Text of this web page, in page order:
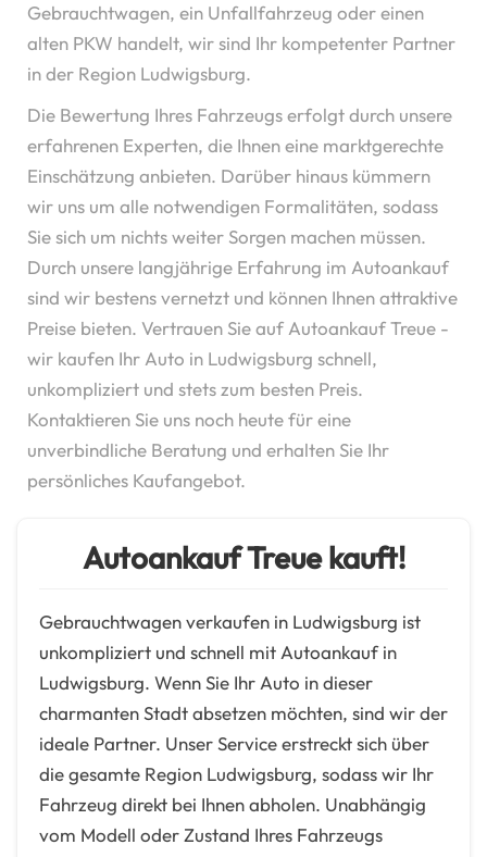
Gebrauchtwagen, ein Unfallfahrzeug oder einen
alten PKW handelt, wir sind Ihr kompetenter Partner
in der Region Ludwigsburg.
Die Bewertung Ihres Fahrzeugs erfolgt durch unsere
erfahrenen Experten, die Ihnen eine marktgerechte
Einschätzung anbieten. Darüber hinaus kümmern
wir uns um alle notwendigen Formalitäten, sodass
Sie sich um nichts weiter Sorgen machen müssen.
Durch unsere langjährige Erfahrung im Autoankauf
sind wir bestens vernetzt und können Ihnen attraktive
Preise bieten. Vertrauen Sie auf Autoankauf Treue -
wir kaufen Ihr Auto in Ludwigsburg schnell,
unkompliziert und stets zum besten Preis.
Kontaktieren Sie uns noch heute für eine
unverbindliche Beratung und erhalten Sie Ihr
persönliches Kaufangebot.
Autoankauf Treue kauft!
Gebrauchtwagen verkaufen in Ludwigsburg ist
unkompliziert und schnell mit Autoankauf in
Ludwigsburg. Wenn Sie Ihr Auto in dieser
charmanten Stadt absetzen möchten, sind wir der
ideale Partner. Unser Service erstreckt sich über
die gesamte Region Ludwigsburg, sodass wir Ihr
Fahrzeug direkt bei Ihnen abholen. Unabhängig
vom Modell oder Zustand Ihres Fahrzeugs